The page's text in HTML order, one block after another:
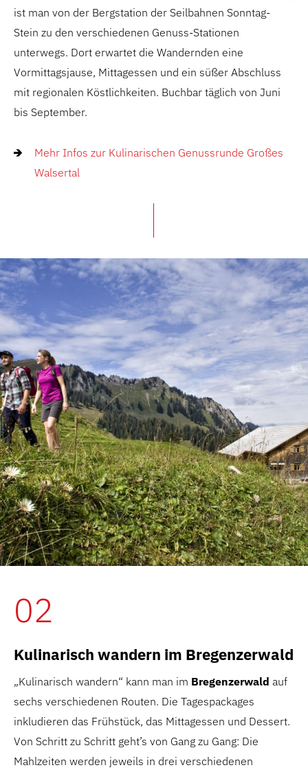
ist man von der Bergstation der Seilbahnen Sonntag-
Stein zu den verschiedenen Genuss-Stationen
unterwegs. Dort erwartet die Wandernden eine
Vormittagsjause, Mittagessen und ein süßer Abschluss
mit regionalen Köstlichkeiten. Buchbar täglich von Juni
bis September.
Mehr Infos zur Kulinarischen Genussrunde Großes
Walsertal
02
Kulinarisch wandern im Bregenzerwald
„Kulinarisch wandern“ kann man im Bregenzerwald auf
sechs verschiedenen Routen. Die Tagespackages
inkludieren das Frühstück, das Mittagessen und Dessert.
Von Schritt zu Schritt geht’s von Gang zu Gang: Die
Mahlzeiten werden jeweils in drei verschiedenen